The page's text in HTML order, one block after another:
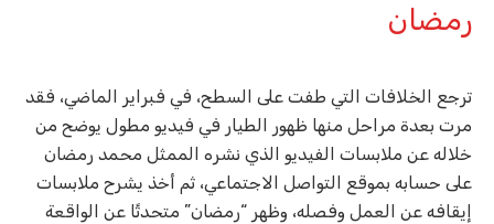
رمضان
ترجع الخلافات التي طفت على السطح، في فبراير الماضي، فقد
مرت بعدة مراحل منها ظهور الطيار في فيديو مطول يوضح من
خلاله عن ملابسات الفيديو الذي نشره الممثل محمد رمضان
على حسابه بموقع التواصل الاجتماعي، ثم أخذ يشرح ملابسات
إيقافه عن العمل وفصله، وظهر “رمضان” متحدثًا عن الواقعة